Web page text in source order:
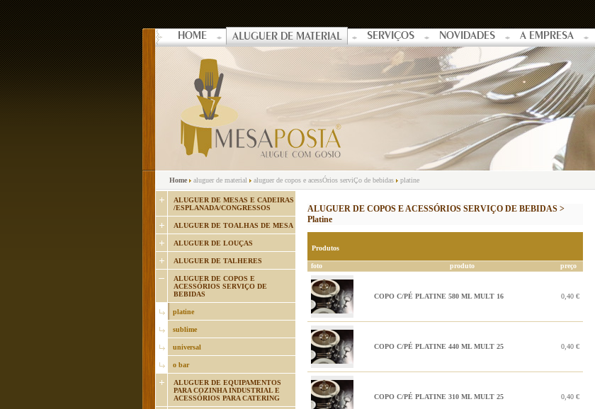
HOME ALUGUER DE MATERIAL SERVIÇOS NOVIDADES A EMPRESA
Home aluguer de material aluguer de copos e acessÓrios serviÇo de bebidas platine
ALUGUER DE MESAS E CADEIRAS
/ESPLANADA/CONGRESSOS
ALUGUER DE TOALHAS DE MESA
ALUGUER DE LOUÇAS
ALUGUER DE TALHERES
ALUGUER DE COPOS E
ACESSÓRIOS SERVIÇO DE
BEBIDAS
platine
sublime
universal
o bar
ALUGUER DE EQUIPAMENTOS
PARA COZINHA INDUSTRIAL E
ACESSÓRIOS PARA CATERING
ALUGUER DE COPOS E ACESSÓRIOS SERVIÇO DE BEBIDAS >
Platine
Produtos
foto produto preço
COPO C/PÉ PLATINE 580 ML MULT 16 0,40 €
COPO C/PÉ PLATINE 440 ML MULT 25 0,40 €
COPO C/PÉ PLATINE 310 ML MULT 25 0,40 €